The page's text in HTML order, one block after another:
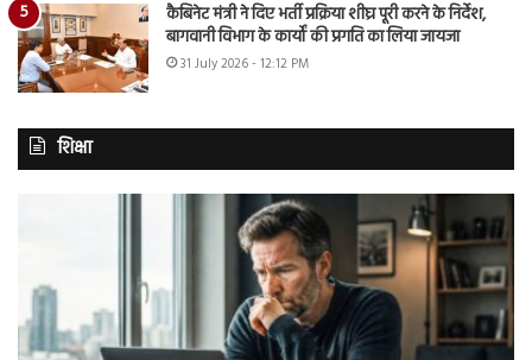
कैबिनेट मंत्री ने दिए भर्ती प्रक्रिया शीघ्र पूरी करने के निर्देश,
बागवानी विभाग के कार्यों की प्रगति का लिया जायजा
31 July 2026 - 12:12 PM
शिक्षा